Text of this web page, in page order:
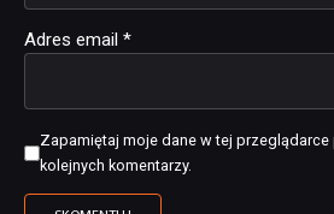
Adres email *
Zapamiętaj moje dane w tej
kolejnych komentarzy.